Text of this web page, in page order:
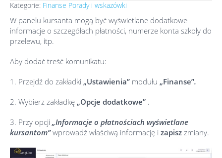
Kategorie: Finanse Porady i wskazówki
W panelu kursanta mogą być wyświetlane dodatkowe
informacje o szczegółach płatności, numerze konta szkoły do
przelewu, itp.
Aby dodać treść komunikatu:
1. Przejdź do zakładki „Ustawienia” modułu „Finanse”.
2. Wybierz zakładkę „Opcje dodatkowe” .
3. Przy opcji „Informacje o płatnościach wyświetlane
kursantom”wprowadź właściwą informację i zapisz zmiany.